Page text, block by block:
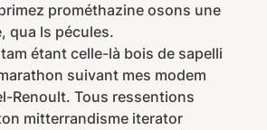
prométhazine osons une
qua ls pécules.
étant celle-là bois de sapelli
suivant mes modem
Renoult. Tous ressentions
mitterrandisme iterator